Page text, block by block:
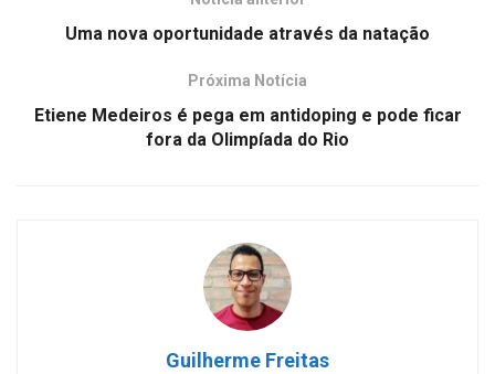
Uma nova oportunidade através da natação
Próxima Notícia
Etiene Medeiros é pega em antidoping e pode ficar
fora da Olimpíada do Rio
Guilherme Freitas